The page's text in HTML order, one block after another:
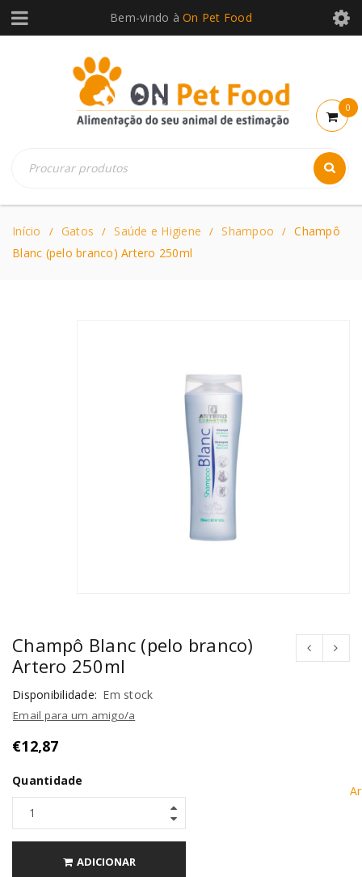
Bem-vindo àOn Pet Food
0
Início / Gatos / Saúde e Higiene / Shampoo /
Champô
Blanc (pelo branco) Artero 250ml
Champô Blanc (pelo branco)
Artero 250ml
Disponibilidade: Em stock
Email para um amigo/a
€12,87
Quantidade
ADICIONAR